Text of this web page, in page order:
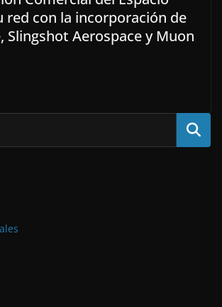
red con la incorporación de
Slingshot Aerospace y Muon
Buscar